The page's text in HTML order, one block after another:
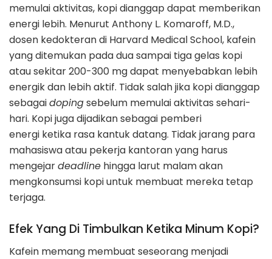
memulai aktivitas, kopi dianggap dapat memberikan
energi lebih. Menurut Anthony L. Komaroff, M.D.,
dosen kedokteran di Harvard Medical School, kafein
yang ditemukan pada dua sampai tiga gelas kopi
atau sekitar 200-300 mg dapat menyebabkan lebih
energik dan lebih aktif. Tidak salah jika kopi dianggap
sebagaidopingsebelum memulai aktivitas sehari-
hari. Kopi juga dijadikan sebagai pemberi
energi ketika rasa kantuk datang. Tidak jarang para
mahasiswa atau pekerja kantoran yang harus
mengejardeadline hingga larut malam akan
mengkonsumsi kopi untuk membuat mereka tetap
terjaga.
Efek Yang Di Timbulkan Ketika Minum Kopi?
Kafein memang membuat seseorang menjadi